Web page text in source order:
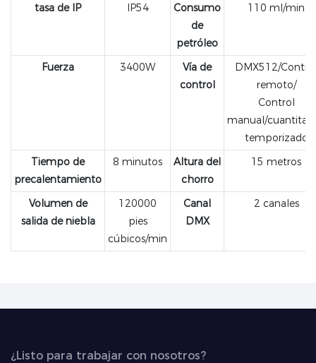
tasa de IP IP54
Consumo
de
petróleo
110 ml/min
Fuerza 3400W
Vía de
control
DMX512/
remoto/
Control
manual/
temporizado
Tiempo de
precalentamiento
8 minutos
Altura del
chorro
15 metros
Volumen de
salida de niebla
120000
pies
cúbicos/min
Canal
DMX
2 canales
¿Listo para trabajar con nosotros?